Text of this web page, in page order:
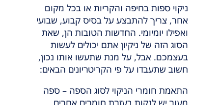
ניקוי ספות בחיפה והקריות או בכל מקום
אחר, צריך להתבצע על בסיס קבוע, שבועי
ואפילו יומיומי. החדשות הטובות הן, שאת
הסוג הזה של ניקיון אתם יכולים לעשות
בעצמכם. אבל, על מנת שתעשו אותו נכון,
חשוב שתעבדו על פי הקריטריונים הבאים:
התאמת חומרי הניקוי לסוג הספה – ספה
מעור יש לנקות בעזרת חומרים אחרים